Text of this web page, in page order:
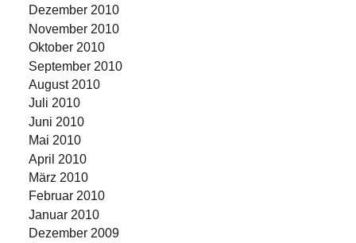
Dezember 2010
November 2010
Oktober 2010
September 2010
August 2010
Juli 2010
Juni 2010
Mai 2010
April 2010
März 2010
Februar 2010
Januar 2010
Dezember 2009